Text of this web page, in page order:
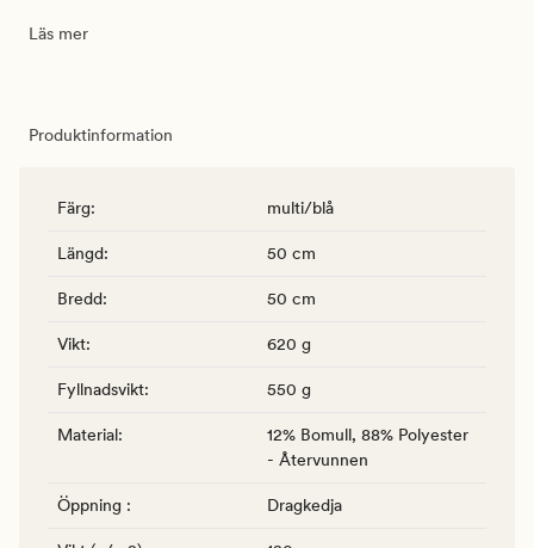
Läs mer
Produktinformation
Färg: multi/blå
Längd: 50 cm
Bredd: 50 cm
Vikt: 620 g
Fyllnadsvikt: 550 g
Material:
12% Bomull, 88% Polyester
- Återvunnen
Öppning : Dragkedja